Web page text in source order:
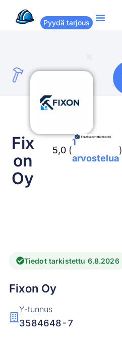
Pyydä tarjous
Fix
on
Oy
5,0(
1
arvostelua
)
Tiedot tarkistettu 6.8.2026
Fixon Oy
Y-tunnus
3584648-7